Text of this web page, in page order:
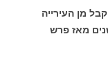
מן העירייה
מאז פרש